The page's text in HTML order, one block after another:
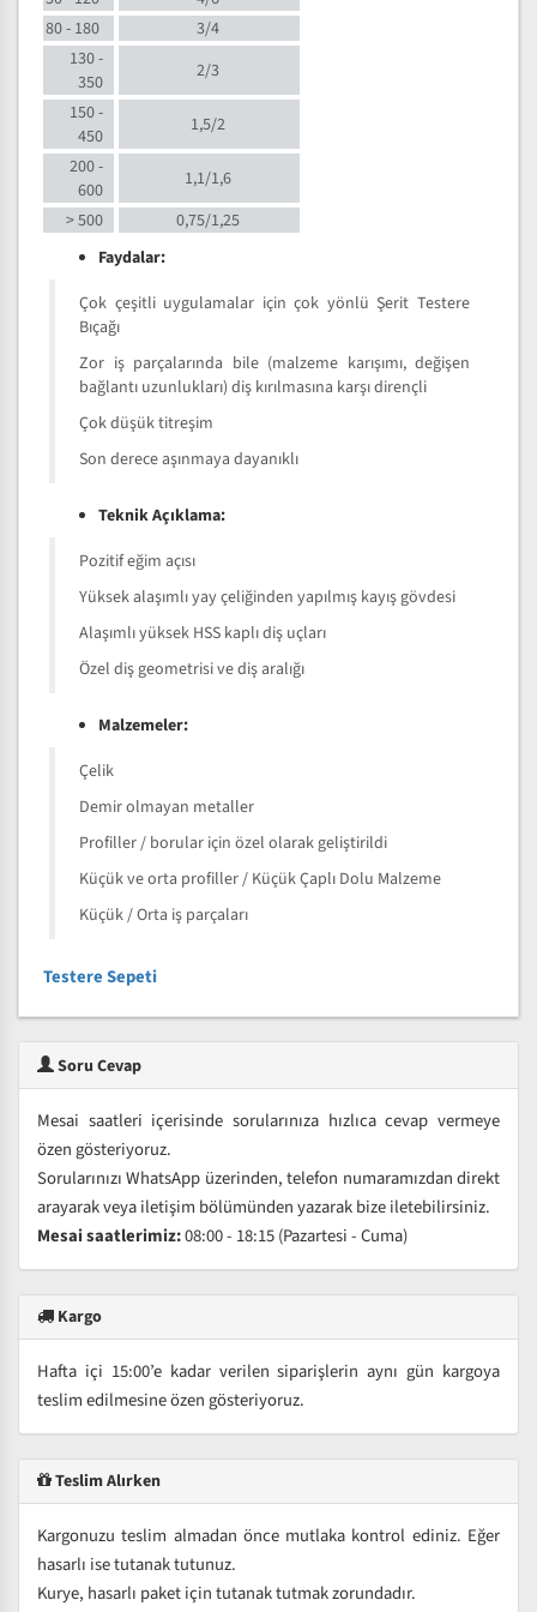
80 - 180
3/4
130 -
350
2/3
150 -
450
1,5/2
200 -
600
1,1/1,6
> 500
0,75/1,25
Faydalar:
Çok çeşitli uygulamalar için çok yönlü Şerit Testere
Bıçağı
Zor iş parçalarında bile (malzeme karışımı, değişen
bağlantı uzunlukları) diş kırılmasına karşı dirençli
Çok düşük titreşim
Son derece aşınmaya dayanıklı
Teknik Açıklama:
Pozitif eğim açısı
Yüksek alaşımlı yay çeliğinden yapılmış kayış gövdesi
Alaşımlı yüksek HSS kaplı diş uçları
Özel diş geometrisi ve diş aralığı
Malzemeler:
Çelik
Demir olmayan metaller
Profiller / borular için özel olarak geliştirildi
Küçük ve orta profiller / Küçük Çaplı Dolu Malzeme
Küçük / Orta iş parçaları
Testere Sepeti
Soru Cevap
Mesai saatleri içerisinde sorularınıza hızlıca cevap vermeye
özen gösteriyoruz.
Sorularınızı WhatsApp üzerinden, telefon numaramızdan direkt
arayarak veya iletişim bölümünden yazarak bize iletebilirsiniz.
Mesai saatlerimiz:08:00 - 18:15 (Pazartesi - Cuma)
Kargo
Hafta içi 15:00’e kadar verilen siparişlerin aynı gün kargoya
teslim edilmesine özen gösteriyoruz.
Teslim Alırken
Kargonuzu teslim almadan önce mutlaka kontrol ediniz. Eğer
hasarlı ise tutanak tutunuz.
Kurye, hasarlı paket için tutanak tutmak zorundadır.